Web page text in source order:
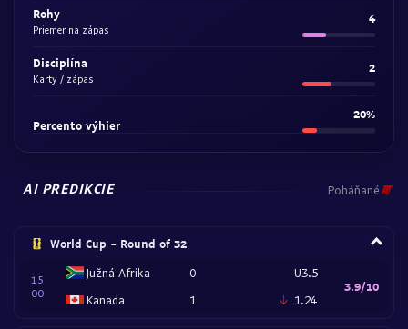
Rohy
Priemer na zápas
4
Disciplína
Karty / zápas
2
Percento výhier
20%
AI PREDIKCIE Poháňané
World Cup - Round of 32
15
00
Južná Afrika
Kanada
0
1
U3.5
1.24
3.9/10